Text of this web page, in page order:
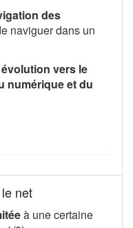
des
naviguer dans un
évolution vers le
numérique et du
net
à une certaine